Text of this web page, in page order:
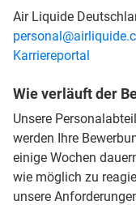
Air Liquide
Karriereportal
Wie verläuft der
Unsere
werden Ihre
einige Wochen
wie möglich zu
unsere